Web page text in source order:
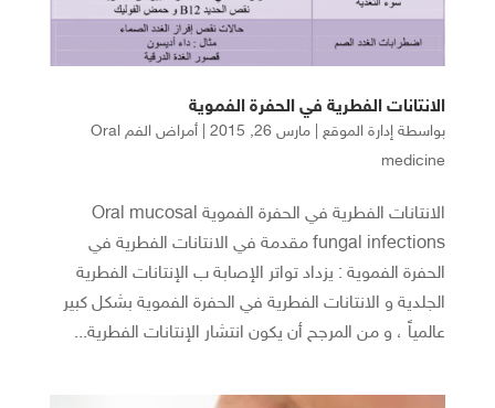
الانتانات الفطرية في الحفرة الفموية
بواسطة إدارة الموقع| مارس 26, 2015 |
أمراض الفم Oral
medicine
الانتانات الفطرية في الحفرة الفموية Oral mucosal
fungal infections مقدمة في الانتانات الفطرية في
الحفرة الفموية : يزداد تواتر الإصابة ب الإنتانات الفطرية
الجلدية و الانتانات الفطرية في الحفرة الفموية بشكل كبير
عالمياً ، و من المرجح أن يكون انتشار الإنتانات الفطرية...